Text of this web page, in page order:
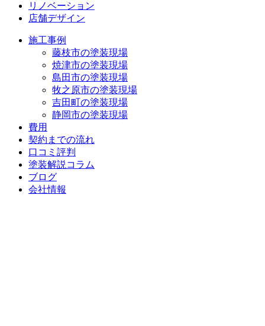
リノベーション
店舗デザイン
施工事例
藤枝市の塗装現場
焼津市の塗装現場
島田市の塗装現場
牧之原市の塗装現場
吉田町の塗装現場
静岡市の塗装現場
費用
契約までの流れ
口コミ評判
塗装解説コラム
ブログ
会社情報